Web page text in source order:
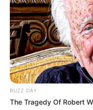
BUZZ DAY
The Tragedy Of Robert